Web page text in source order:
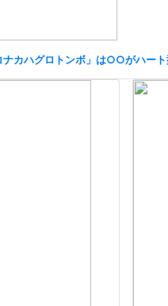
ナカハグロトンボ」は○○がハー